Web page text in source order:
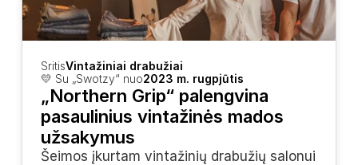
SritisVintažiniai drabužiai
💛 Su „Swotzy“ nuo2023 m. rugpjūtis
„Northern Grip“ palengvina
pasaulinius vintažinės mados
užsakymus
Šeimos įkurtam vintažinių drabužių salonui